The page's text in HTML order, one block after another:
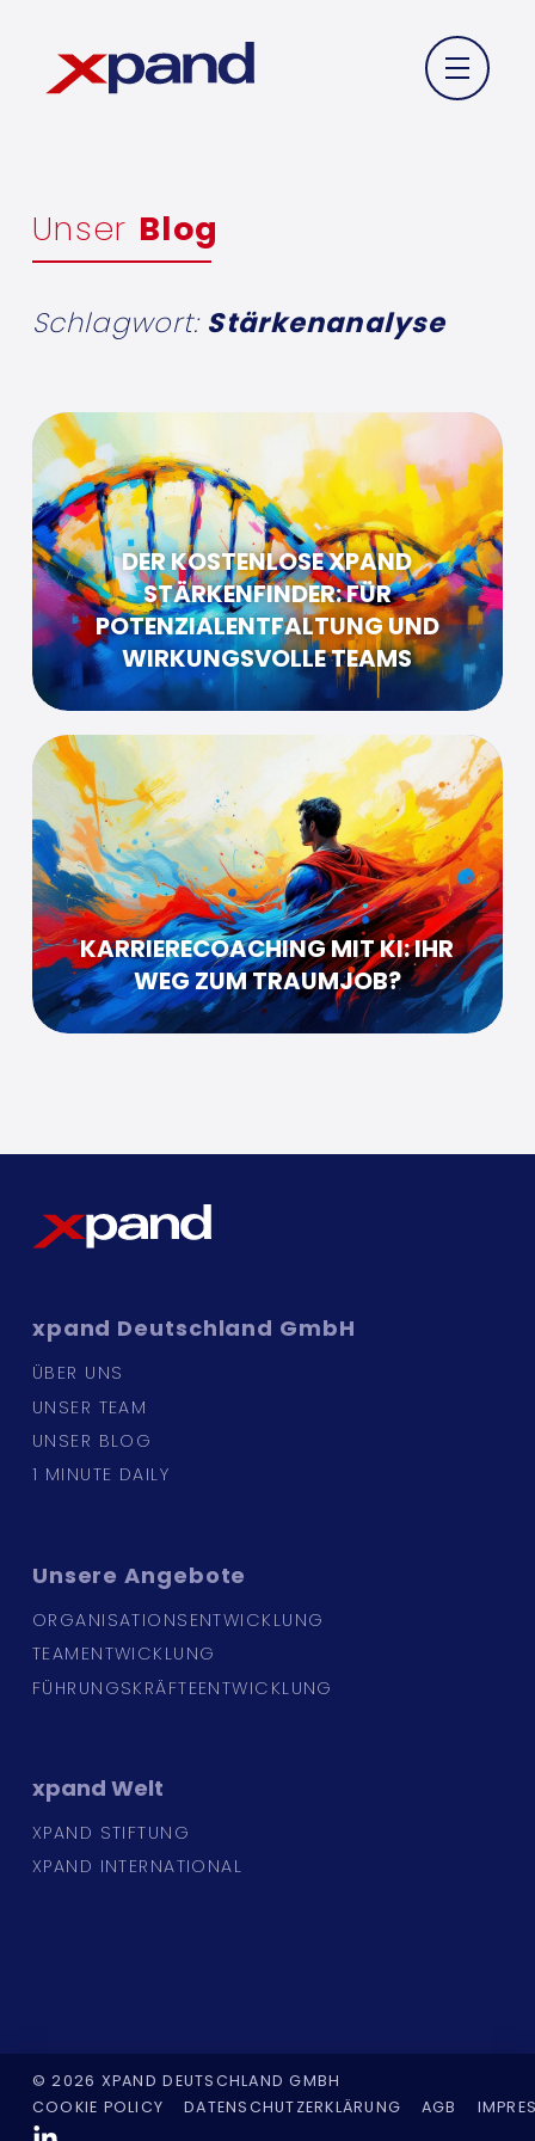
Unser Blog
Schlagwort: Stärkenanalyse
DER KOSTENLOSE XPAND
STÄRKENFINDER: FÜR
POTENZIALENTFALTUNG UND
WIRKUNGSVOLLE TEAMS
KARRIERECOACHING MIT KI: IHR
WEG ZUM TRAUMJOB?
xpand Deutschland GmbH
ÜBER UNS
UNSER TEAM
UNSER BLOG
1 MINUTE DAILY
UnsereAngebote
ORGANISATIONSENTWICKLUNG
TEAMENTWICKLUNG
FÜHRUNGSKRÄFTEENTWICKLUNG
xpand Welt
XPAND STIFTUNG
XPAND INTERNATIONAL
© 2026 XPAND DEUTSCHLAND GMBH
COOKIE POLICY
DATENSCHUTZERKLÄRUNG AGB